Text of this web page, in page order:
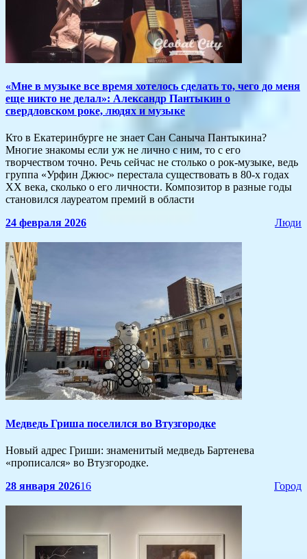
«Мне в музыке все время хотелось сделать то, чего до меня
еще никто не делал»: Александр Пантыкин о
свердловском роке, людях и музыке
Кто в Екатеринбурге не знает Сан Саныча Пантыкина?
Многие знакомы если уж не лично с ним, то с его
творчеством точно. Речь сейчас не столько о рок-музыке, ведь
группа «Урфин Джюс» перестала существовать в 80-х годах
XX века, сколько о его личности. Композитор в разные годы
становился лауреатом премий в области
24 февраля 2026
Люди
Медведь Гриша поселился во Втузгородке
Новый адрес Гриши: знаменитый медведь Бартенева
«прописался» во Втузгородке.
28 января 2026
Город
16